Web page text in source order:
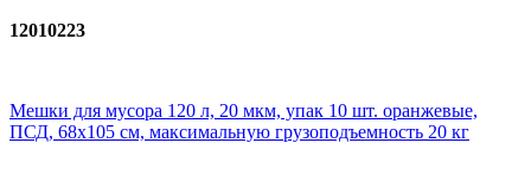
12010223
Мешки для мусора 120 л, 20 мкм, упак 10 шт. оранжевые,
ПСД, 68х105 см, максимальную грузоподъемность 20 кг